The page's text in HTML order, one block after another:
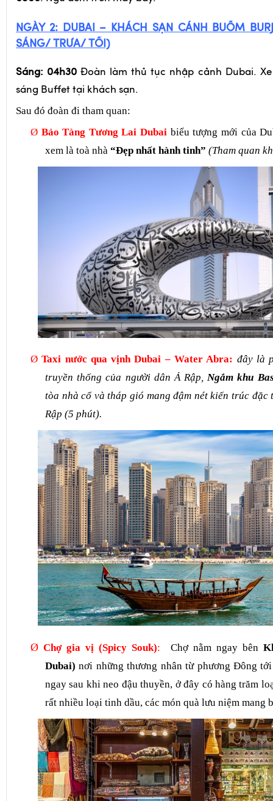
NGÀY 2: DUBAI –
KHÁCH SẠN CÁNH BUỒM
SÁNG/ TRƯA/ TỐI)
Sáng: 04h30 Đoàn làm thủ tục nhập cảnh Dubai.
sáng Buffet tại khách sạn.
Sau đó đoàn đi tham quan:
Ø Bảo Tàng Tương Lai Dubai biểu tượng mới của
xem là toà nhà “Đẹp nhất hành tinh” (Tham quan
ØTaxi nước qua vịnh Dubai – Water Abra: đây là
truyền thống của người dân Ả Rập,Ngắm khu
tòa nhà cổ và tháp gió mang đậm nét kiến trúc đặc
Rập (5 phút).
Ø Chợ gia vị (Spicy Souk): Chợ nằm ngay bên
Dubai) nơi những thương nhân từ phương Đông
ngay sau khi neo đậu thuyền, ở đây có hàng trăm
rất nhiều loại tinh dầu, các món quà lưu niệm mang